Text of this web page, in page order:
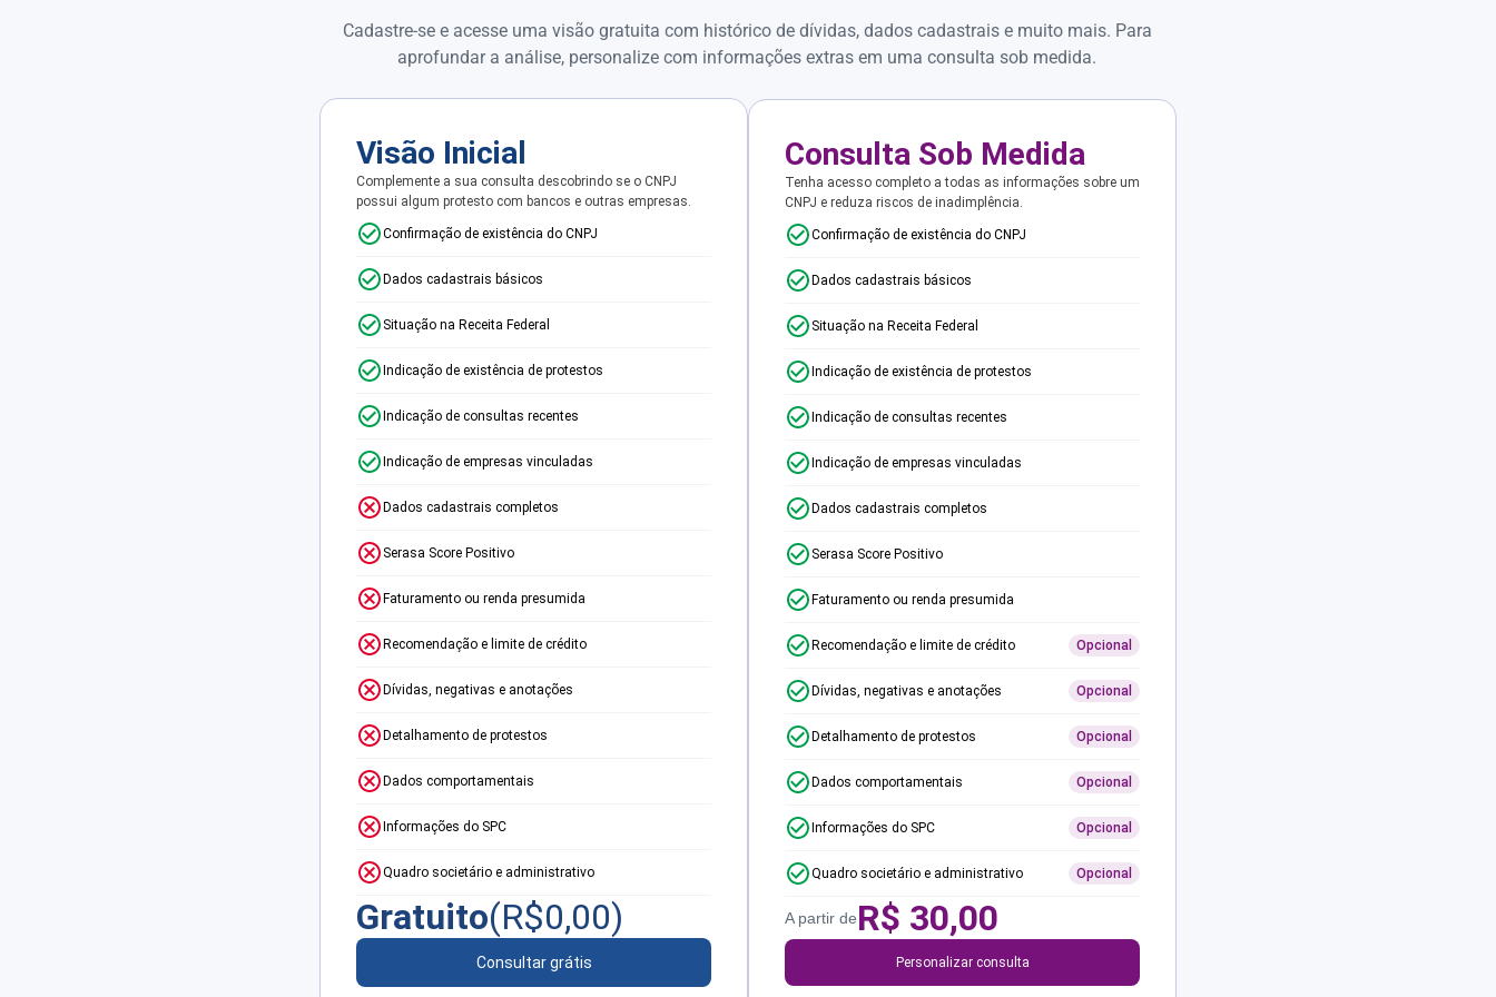
Cadastre-se e acesse uma visão gratuita com histórico de dívidas, dados cadastrais e muito mais. Para
aprofundar a análise, personalize com informações extras em uma consulta sob medida.
Visão Inicial
Complemente a sua consulta descobrindo se o CNPJ
possui algum protesto com bancos e outras empresas.
Confirmação de existência do CNPJ
Dados cadastrais básicos
Situação na Receita Federal
Indicação de existência de protestos
Indicação de consultas recentes
Indicação de empresas vinculadas
Dados cadastrais completos
Serasa Score Positivo
Faturamento ou renda presumida
Recomendação e limite de crédito
Dívidas, negativas e anotações
Detalhamento de protestos
Dados comportamentais
Informações do SPC
Quadro societário e administrativo
Gratuito(R$0,00)
Consultar grátis
Consulta Sob Medida
Tenha acesso completo a todas as informações sobre um
CNPJ e reduza riscos de inadimplência.
Confirmação de existência do CNPJ
Dados cadastrais básicos
Situação na Receita Federal
Indicação de existência de protestos
Indicação de consultas recentes
Indicação de empresas vinculadas
Dados cadastrais completos
Serasa Score Positivo
Faturamento ou renda presumida
Recomendação e limite de crédito Opcional
Dívidas, negativas e anotações Opcional
Detalhamento de protestos Opcional
Dados comportamentais Opcional
Informações do SPC Opcional
Quadro societário e administrativo Opcional
A partir deR$ 30,00
Personalizar consulta